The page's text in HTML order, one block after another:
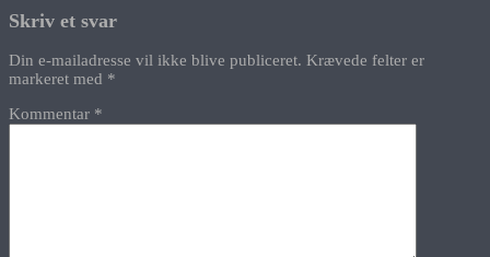
Skriv et svar
Din e-mailadresse vil ikke blive publiceret. Krævede felter er
markeret med *
Kommentar *